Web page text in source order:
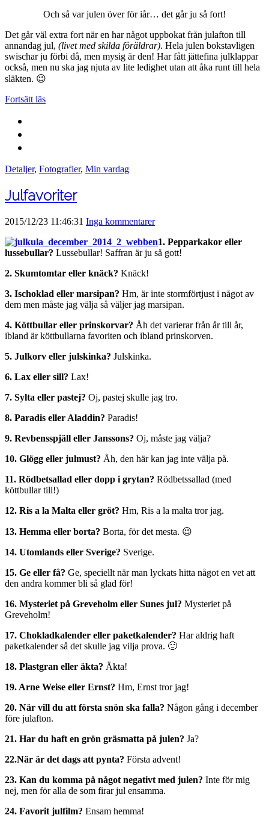
Och så var julen över för iår… det går ju så fort!
Det går väl extra fort när en har något uppbokat från julafton till
annandag jul, (livet med skilda föräldrar). Hela julen bokstavligen
swischar ju förbi då, men mysig är den! Har fått jättefina julklappar
också, men nu ska jag njuta av lite ledighet utan att åka runt till hela
släkten. 😉
Fortsätt läs
Detaljer, Fotografier, Min vardag
Julfavoriter
2015/12/23 11:46:31 Inga kommentarer
1. Pepparkakor eller
lussebullar? Lussebullar! Saffran är ju så gott!
2. Skumtomtar eller knäck? Knäck!
3. Ischoklad eller marsipan? Hm, är inte stormförtjust i något av
dem men måste jag välja så väljer jag marsipan.
4. Köttbullar eller prinskorvar? Åh det varierar från år till år,
ibland är köttbullarna favoriten och ibland prinskorven.
5. Julkorv eller julskinka? Julskinka.
6. Lax eller sill? Lax!
7. Sylta eller pastej? Oj, pastej skulle jag tro.
8. Paradis eller Aladdin? Paradis!
9. Revbensspjäll eller Janssons? Oj, måste jag välja?
10. Glögg eller julmust? Åh, den här kan jag inte välja på.
11. Rödbetsallad eller dopp i grytan? Rödbetssallad (med
köttbullar till!)
12. Ris a la Malta eller gröt? Hm, Ris a la malta tror jag.
13. Hemma eller borta? Borta, för det mesta. 😉
14. Utomlands eller Sverige? Sverige.
15. Ge eller få? Ge, speciellt när man lyckats hitta något en vet att
den andra kommer bli så glad för!
16. Mysteriet på Greveholm eller Sunes jul? Mysteriet på
Greveholm!
17. Chokladkalender eller paketkalender? Har aldrig haft
paketkalender så det skulle jag vilja prova. 🙂
18. Plastgran eller äkta? Äkta!
19. Arne Weise eller Ernst? Hm, Ernst tror jag!
20. När vill du att första snön ska falla? Någon gång i december
före julafton.
21. Har du haft en grön gräsmatta på julen? Ja?
22.När är det dags att pynta? Första advent!
23. Kan du komma på något negativt med julen? Inte för mig
nej, men för alla de som firar jul ensamma.
24. Favorit julfilm? Ensam hemma!